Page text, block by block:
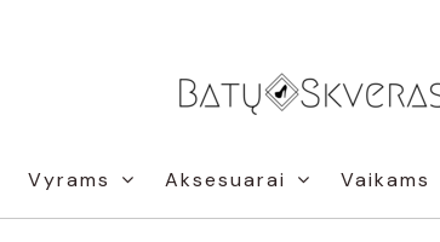
Vyrams Aksesuarai Vaikams